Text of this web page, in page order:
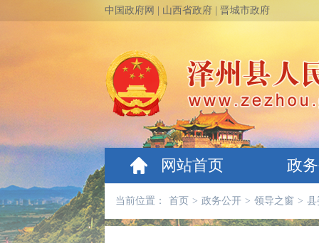
中国政府网 山西省政府 晋城市政府
网站首页 政
当前位置： 首页 > 政务公开 > 领导之窗 > 县